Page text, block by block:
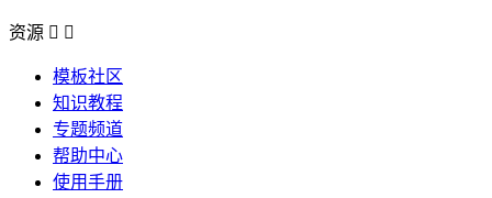
资源  
模板社区
知识教程
专题频道
帮助中心
使用手册